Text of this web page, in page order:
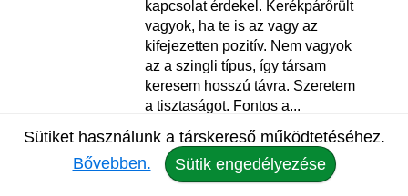
kapcsolat érdekel. Kerékpárőrült
vagyok, ha te is az vagy az
kifejezetten pozitív. Nem vagyok
az a szingli típus, így társam
keresem hosszú távra. Szeretem
a tisztaságot. Fontos a...
Zoltán, 43
Társkereső Eger
Sütiket használunk a társkereső működtetéséhez.
Bővebben.
Sütik engedélyezése